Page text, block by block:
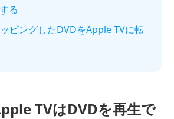
る
ピングしたDVDをApple TVに転
TVはDVDを再生で